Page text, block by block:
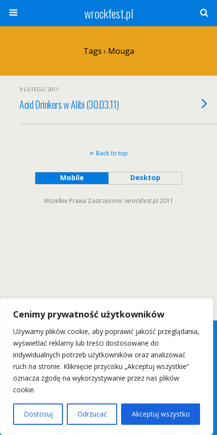
Cenimy prywatność użytkowników
Używamy plików cookie, aby poprawić jakość przeglądania,
wyświetlać reklamy lub treści dostosowane do
indywidualnych potrzeb użytkowników oraz analizować
ruch na stronie. Kliknięcie przycisku „Akceptuj wszystkie”
oznacza zgodę na wykorzystywanie przez nas plików
cookie.
Dostosuj Odrzucać Akceptuj wszystko
wrockfest.pl
Tags › Mouga
9 LUTEGO 2011
Acid Drinkers w Alibi (30.03.11)
Back to top
Mobile Desktop
Wszelkie Prawa Zastrzeżone: wrockfest.pl 2011